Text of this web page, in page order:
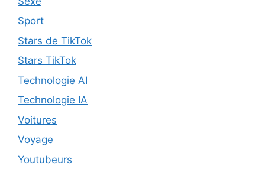
Sport
Stars de TikTok
Stars TikTok
Technologie AI
Technologie IA
Voitures
Voyage
Youtubeurs